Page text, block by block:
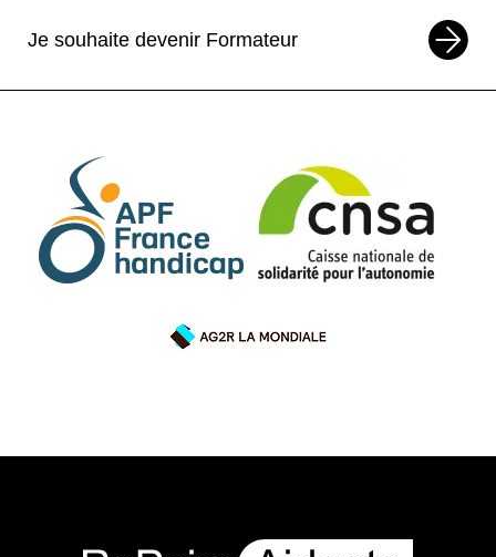
Je souhaite devenir Formateur